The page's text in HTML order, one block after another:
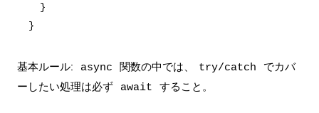
  }
基本ルール: async 関数の中では、 try/catch
でカバ
ーしたい処理は必ず
await すること。